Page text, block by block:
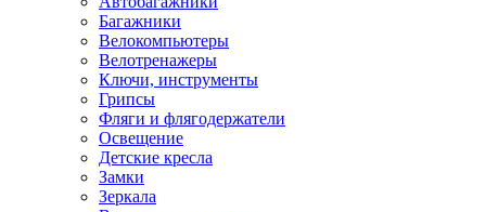
Багажники
Велокомпьютеры
Велотренажеры
Ключи, инструменты
Грипсы
Фляги и флягодержатели
Освещение
Детские кресла
Замки
Зеркала